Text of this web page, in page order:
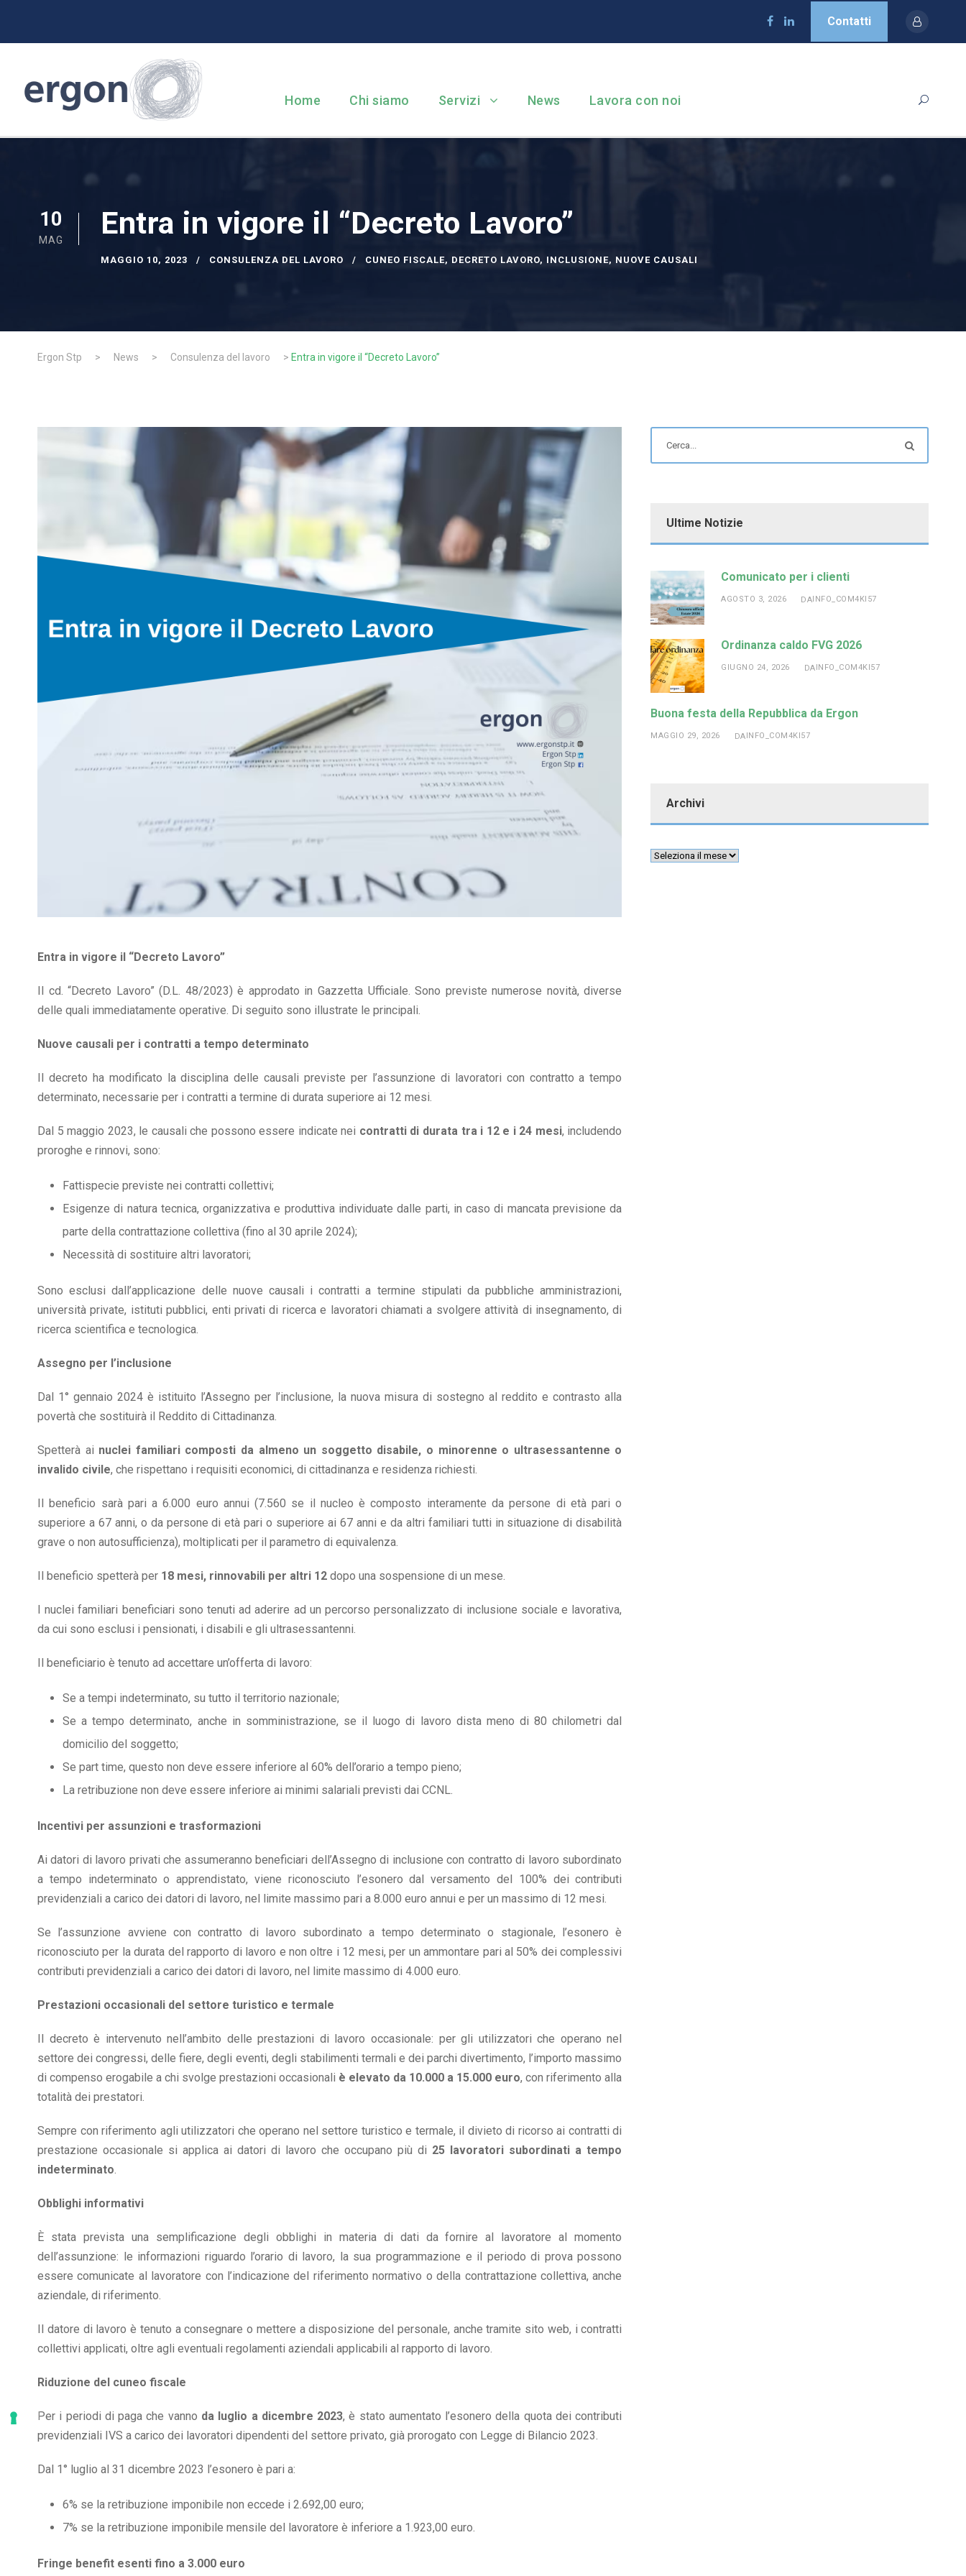
Contatti
Home Chi siamo Servizi News Lavora con noi
10
MAG Entra in vigore il “Decreto Lavoro”
MAGGIO 10, 2023 CONSULENZA DEL LAVORO CUNEO FISCALE, DECRETO LAVORO, INCLUSIONE, NUOVE CAUSALI
Ergon Stp > News > Consulenza del lavoro > Entra in vigore il “Decreto Lavoro”
Entra in vigore il “Decreto Lavoro”
Il cd. “Decreto Lavoro” (D.L. 48/2023) è approdato in Gazzetta Ufficiale. Sono previste numerose novità, diverse
delle quali immediatamente operative. Di seguito sono illustrate le principali.
Nuove causali per i contratti a tempo determinato
Il decreto ha modificato la disciplina delle causali previste per l’assunzione di lavoratori con contratto a tempo
determinato, necessarie per i contratti a termine di durata superiore ai 12 mesi.
Dal 5 maggio 2023, le causali che possono essere indicate nei contratti di durata tra i 12 e i 24 mesi, includendo
proroghe e rinnovi, sono:
Fattispecie previste nei contratti collettivi;
Esigenze di natura tecnica, organizzativa e produttiva individuate dalle parti, in caso di mancata previsione da
parte della contrattazione collettiva (fino al 30 aprile 2024);
Necessità di sostituire altri lavoratori;
Sono esclusi dall’applicazione delle nuove causali i contratti a termine stipulati da pubbliche amministrazioni,
università private, istituti pubblici, enti privati di ricerca e lavoratori chiamati a svolgere attività di insegnamento, di
ricerca scientifica e tecnologica.
Assegno per l’inclusione
Dal 1° gennaio 2024 è istituito l’Assegno per l’inclusione, la nuova misura di sostegno al reddito e contrasto alla
povertà che sostituirà il Reddito di Cittadinanza.
Spetterà ai nuclei familiari composti da almeno un soggetto disabile, o minorenne o ultrasessantenne o
invalido civile, che rispettano i requisiti economici, di cittadinanza e residenza richiesti.
Il beneficio sarà pari a 6.000 euro annui (7.560 se il nucleo è composto interamente da persone di età pari o
superiore a 67 anni, o da persone di età pari o superiore ai 67 anni e da altri familiari tutti in situazione di disabilità
grave o non autosufficienza), moltiplicati per il parametro di equivalenza.
Il beneficio spetterà per 18 mesi, rinnovabili per altri 12 dopo una sospensione di un mese.
I nuclei familiari beneficiari sono tenuti ad aderire ad un percorso personalizzato di inclusione sociale e lavorativa,
da cui sono esclusi i pensionati, i disabili e gli ultrasessantenni.
Il beneficiario è tenuto ad accettare un’offerta di lavoro:
Se a tempi indeterminato, su tutto il territorio nazionale;
Se a tempo determinato, anche in somministrazione, se il luogo di lavoro dista meno di 80 chilometri dal
domicilio del soggetto;
Se part time, questo non deve essere inferiore al 60% dell’orario a tempo pieno;
La retribuzione non deve essere inferiore ai minimi salariali previsti dai CCNL.
Incentivi per assunzioni e trasformazioni
Ai datori di lavoro privati che assumeranno beneficiari dell’Assegno di inclusione con contratto di lavoro subordinato
a tempo indeterminato o apprendistato, viene riconosciuto l’esonero dal versamento del 100% dei contributi
previdenziali a carico dei datori di lavoro, nel limite massimo pari a 8.000 euro annui e per un massimo di 12 mesi.
Se l’assunzione avviene con contratto di lavoro subordinato a tempo determinato o stagionale, l’esonero è
riconosciuto per la durata del rapporto di lavoro e non oltre i 12 mesi, per un ammontare pari al 50% dei complessivi
contributi previdenziali a carico dei datori di lavoro, nel limite massimo di 4.000 euro.
Prestazioni occasionali del settore turistico e termale
Il decreto è intervenuto nell’ambito delle prestazioni di lavoro occasionale: per gli utilizzatori che operano nel
settore dei congressi, delle fiere, degli eventi, degli stabilimenti termali e dei parchi divertimento, l’importo massimo
di compenso erogabile a chi svolge prestazioni occasionali è elevato da 10.000 a 15.000 euro, con riferimento alla
totalità dei prestatori.
Sempre con riferimento agli utilizzatori che operano nel settore turistico e termale, il divieto di ricorso ai contratti di
prestazione occasionale si applica ai datori di lavoro che occupano più di 25 lavoratori subordinati a tempo
indeterminato
Obblighi informativi
È stata prevista una semplificazione degli obblighi in materia di dati da fornire al lavoratore al momento
dell’assunzione: le informazioni riguardo l’orario di lavoro, la sua programmazione e il periodo di prova possono
essere comunicate al lavoratore con l’indicazione del riferimento normativo o della contrattazione collettiva, anche
aziendale, di riferimento.
Il datore di lavoro è tenuto a consegnare o mettere a disposizione del personale, anche tramite sito web, i contratti
collettivi applicati, oltre agli eventuali regolamenti aziendali applicabili al rapporto di lavoro.
Riduzione del cuneo fiscale
Per i periodi di paga che vanno da luglio a dicembre 2023, è stato aumentato l’esonero della quota dei contributi
previdenziali IVS a carico dei lavoratori dipendenti del settore privato, già prorogato con Legge di Bilancio 2023.
Dal 1° luglio al 31 dicembre 2023 l’esonero è pari a:
6% se la retribuzione imponibile non eccede i 2.692,00 euro;
7% se la retribuzione imponibile mensile del lavoratore è inferiore a 1.923,00 euro.
Fringe benefit esenti fino a 3.000 euro
Ultime Notizie
Comunicato per i clienti
AGOSTO 3, 2026 DAINFO_COM4KI57
Ordinanza caldo FVG 2026
GIUGNO 24, 2026 DAINFO_COM4KI57
Buona festa della Repubblica da Ergon
MAGGIO 29, 2026 DAINFO_COM4KI57
Archivi